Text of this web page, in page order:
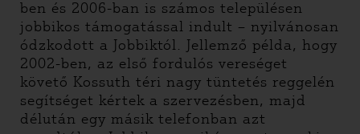
ben és 2006-ban is számos településen
jobbikos támogatással indult – nyilvánosan
ódzkodott a Jobbiktól. Jellemző példa, hogy
2002-ben, az első fordulós vereséget
követő Kossuth téri nagy tüntetés reggelén
segítséget kértek a szervezésben, majd
délután egy másik telefonban azt